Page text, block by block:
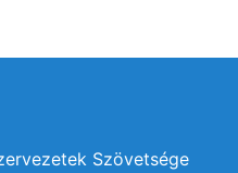
Szövetsége